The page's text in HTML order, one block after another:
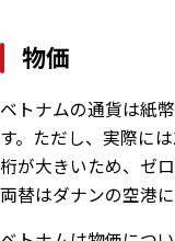
物価
ベトナムの通貨は紙
す。ただし、実際に
桁が大きいため、ゼ
両替はダナンの空港